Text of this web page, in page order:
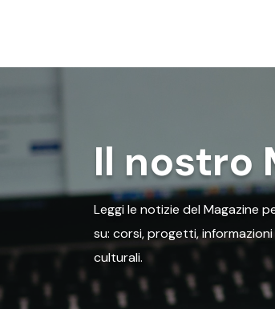
Il nostro
Leggi le notizie del Magazine
su: corsi, progetti,
culturali.